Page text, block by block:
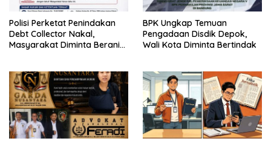
Polisi Perketat Penindakan
Debt Collector Nakal,
Masyarakat Diminta Berani
BPK Ungkap Temuan
Pengadaan Disdik Depok,
Wali Kota Diminta Bertindak